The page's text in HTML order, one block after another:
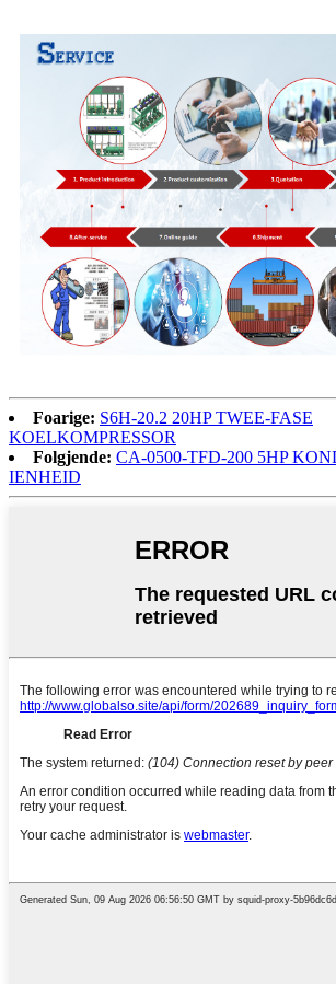
Foarige: S6H-20.2 20HP TWEE-FASE
KOELKOMPRESSOR
Folgjende: CA-0500-TFD-200 5HP
IENHEID